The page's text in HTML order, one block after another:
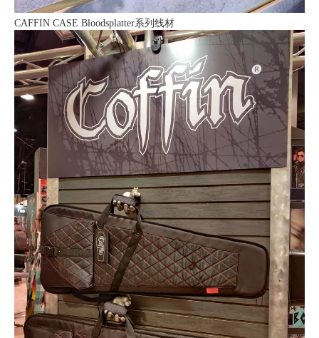
CAFFIN CASE Bloodsplatter系列线材